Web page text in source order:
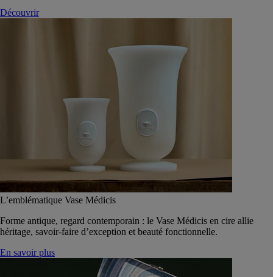
Découvrir
L’emblématique Vase Médicis
Forme antique, regard contemporain : le Vase Médicis en cire allie
héritage, savoir-faire d’exception et beauté fonctionnelle.
En savoir plus